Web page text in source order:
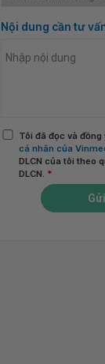
Nội dung cần tư
Tôi đã đọc và đồng
cá nhân của
DLCN của tôi theo
DLCN. *